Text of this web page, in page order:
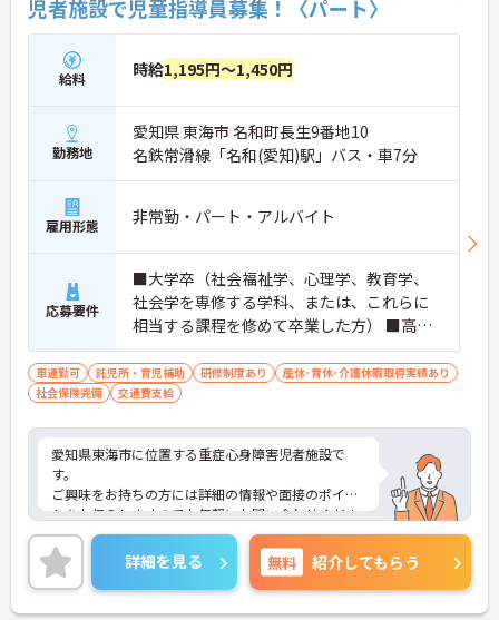
児者施設で児童指導員募集！〈パート〉
給料 時給1,195円～1,450円
勤務地
愛知県 東海市 名和町長生9番地10
名鉄常滑線「名和(愛知)駅」バス・車7分
雇用形態 非常勤・パート・アルバイト
応募要件
■大学卒（社会福祉学、心理学、教育学、
社会学を専修する学科、または、これらに
相当する課程を修めて卒業した方） ■高等
学校、または、中等教育学校卒（卒業後2年
以上の児童福祉事業に従事した方） ■小学
校、中学校、高等学校、または、中等教育
士、または、精神保健福祉士資格をお持ち
の方 ※障害児者施設で児童指導員業務を経
験された方は優遇します。
車通勤可 託児所・育児補助 研修制度あり
産休･育休･介護休暇取得実績あり
社会保険完備
交通費支給
愛知県東海市に位置する重症心身障害児者施設で
す。
ご興味をお持ちの方には詳細の情報や面接のポイン
トをお伝えしますのでお気軽にお問い合わせくださ
いませ。
詳細を見る 無料 紹介してもらう